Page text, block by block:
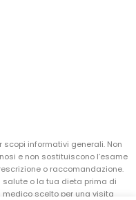
scopi informativi generali. Non
e non sostituiscono l’esame
o raccomandazione.
o la tua dieta prima di
scelto per una visita